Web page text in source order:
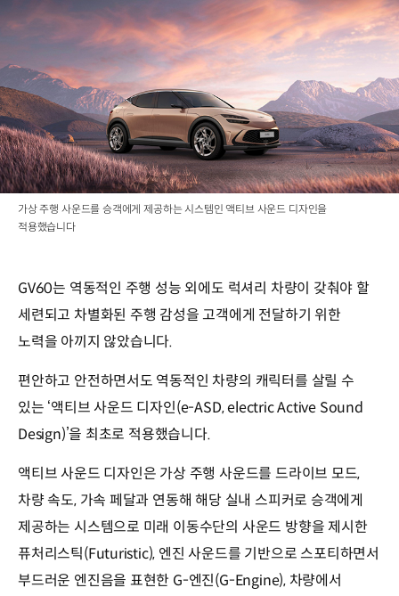
가상 주행 사운드를 승객에게 제공하는 시스템인 액티브 사운드 디자인을
적용했습니다
GV60는 역동적인 주행 성능 외에도 럭셔리 차량이 갖춰야 할
세련되고 차별화된 주행 감성을 고객에게 전달하기 위한
노력을 아끼지 않았습니다.
편안하고 안전하면서도 역동적인 차량의 캐릭터를 살릴 수
있는 ‘액티브 사운드 디자인(e-ASD, electric Active Sound
Design)’을 최초로 적용했습니다.
액티브 사운드 디자인은 가상 주행 사운드를 드라이브 모드,
차량 속도, 가속 페달과 연동해 해당 실내 스피커로 승객에게
제공하는 시스템으로 미래 이동수단의 사운드 방향을 제시한
퓨처리스틱(Futuristic), 엔진 사운드를 기반으로 스포티하면서
부드러운 엔진음을 표현한 G-엔진(G-Engine), 차량에서